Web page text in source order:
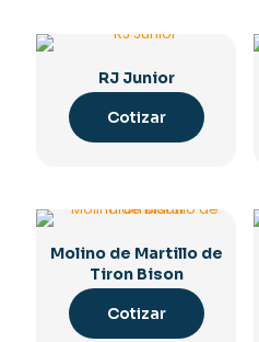
RJ Junior
Cotizar
Molino de Martillo de
Tiron Bison
Cotizar